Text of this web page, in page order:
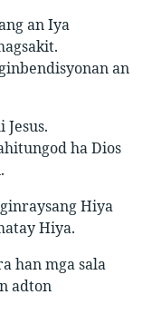
an Iya
an
ha Dios
Hiya
Hiya.
han mga sala
adton